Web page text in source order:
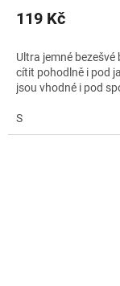
119 Kč
Ultra jemné bezešvé
cítit pohodlně i pod
jsou vhodné i pod
S